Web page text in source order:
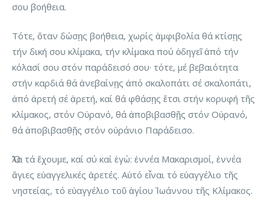
σου βοήθεια.
Τότε, ὅταν δώσῃς βοήθεια, χωρίς ἀμφιβολία θά κτίσῃς
τήν δική σου κλίμακα, τήν κλίμακα πού ὁδηγεῖ ἀπό τήν
κόλασί σου στόν παράδεισό σου· τότε, μέ βεβαιότητα
στήν καρδιά θά ἀνεβαίνῃς ἀπό σκαλοπάτι σέ σκαλοπάτι,
ἀπό ἀρετή σέ ἀρετή, καί θά φθάσῃς ἔτσι στήν κορυφή τῆς
κλίμακος, στόν Οὐρανό, θά ἀποβιβασθῇς στόν Οὐρανό,
θά ἀποβιβασθῇς στόν οὐράνιο Παράδεισο.
Ὅλα τά ἔχουμε, καί σύ καί ἐγώ: ἐννέα Μακαρισμοί, ἐννέα
ἅγιες εὐαγγελικές ἀρετές. Αὐτό εἶναι τό εὐαγγέλιο τῆς
νηστείας, τό εὐαγγέλιο τοῦ ἁγίου Ἰωάννου τῆς Κλίμακος.